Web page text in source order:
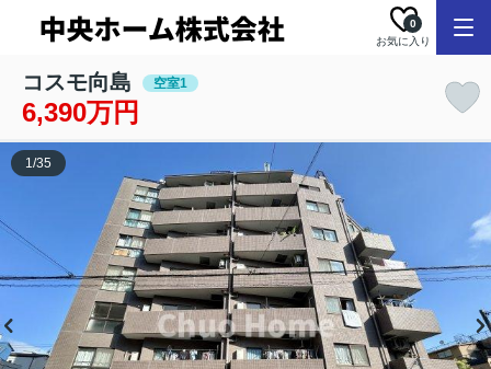
お気に入り
0
コスモ向島 空室1
6,390万円
1/35